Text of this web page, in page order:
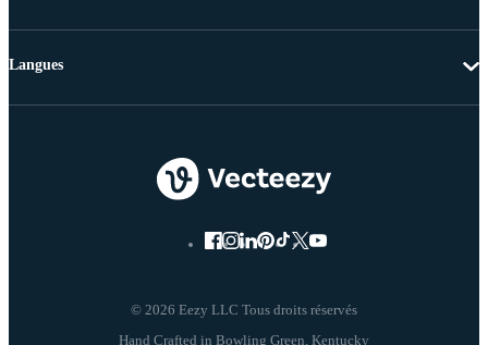
© 2026 Eezy LLC Tous droits réservés
Langues